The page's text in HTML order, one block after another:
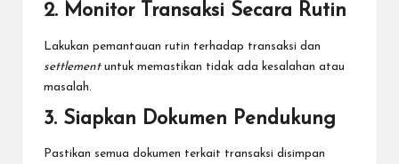
2. Monitor Transaksi Secara Rutin
Lakukan pemantauan rutin terhadap transaksi dan
settlement untuk memastikan tidak ada kesalahan atau
masalah.
3. Siapkan Dokumen Pendukung
Pastikan semua dokumen terkait transaksi disimpan